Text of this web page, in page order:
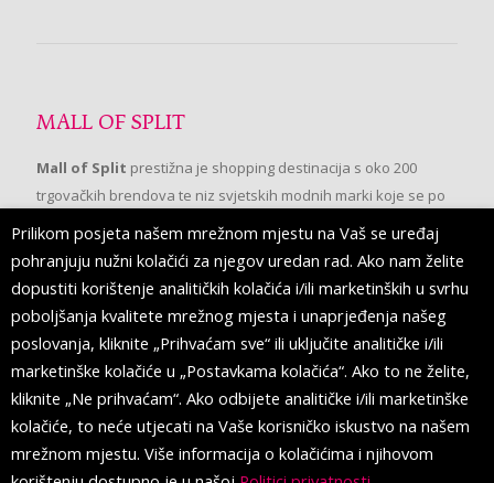
MALL OF SPLIT
Mall of Split prestižna je shopping destinacija s oko 200
trgovačkih brendova te niz svjetskih modnih marki koje se po
prvi put pojavljuju u Splitu.
PRATITE NAS
Prilikom posjeta našem mrežnom mjestu na Vaš se uređaj
pohranjuju nužni kolačići za njegov uredan rad. Ako nam želite
dopustiti korištenje analitičkih kolačića i/ili marketinških u svrhu
poboljšanja kvalitete mrežnog mjesta i unaprjeđenja našeg
poslovanja, kliknite „Prihvaćam sve“ ili uključite analitičke i/ili
marketinške kolačiće u „Postavkama kolačića“. Ako to ne želite,
kliknite „Ne prihvaćam“. Ako odbijete analitičke i/ili marketinške
kolačiće, to neće utjecati na Vaše korisničko iskustvo na našem
mrežnom mjestu. Više informacija o kolačićima i njihovom